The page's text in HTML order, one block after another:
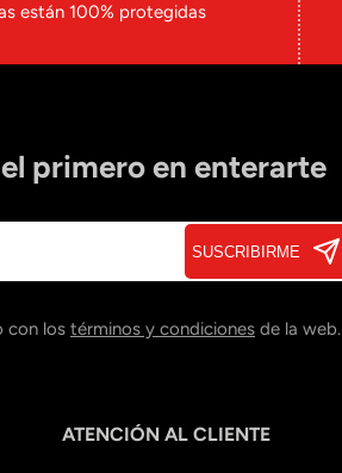
están 100% protegidas
primero en enterarte
SUSCRIBIRME
con los términos y condiciones de la web.
ATENCIÓN AL CLIENTE